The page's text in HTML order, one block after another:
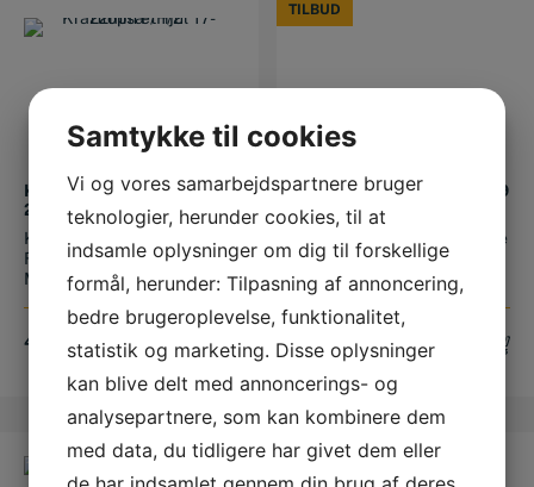
KRAFTTOP SÆT 1/2″ 17-
22MM F/HJUL
Krafttopsæt 1/2" 17-22mm
F/Hjul 17-19-21-22 mm,
M/plas...
449,00 DKK
TILBUD
TILBUD
BATO VÆRKTØJSSÆT 99
DELE M/3 SKUFFER
BATO Værktøjssæt 99 dele
m/3 skuffer Kvalitets sæt
fr...
4.499,00 DKK
price
3.199,20DKK price
Samtykke til cookies
Vi og vores samarbejdspartnere bruger
teknologier, herunder cookies, til at
indsamle oplysninger om dig til forskellige
formål, herunder: Tilpasning af annoncering,
bedre brugeroplevelse, funktionalitet,
statistik og marketing. Disse oplysninger
kan blive delt med annoncerings- og
analysepartnere, som kan kombinere dem
med data, du tidligere har givet dem eller